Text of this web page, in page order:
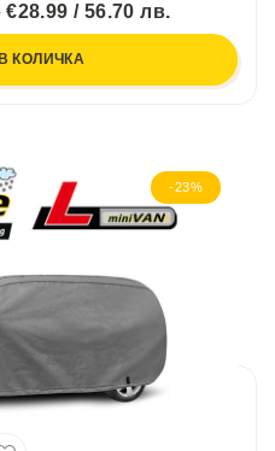
€28.99 / 56.70 лв.
КОЛИЧКА
-23%